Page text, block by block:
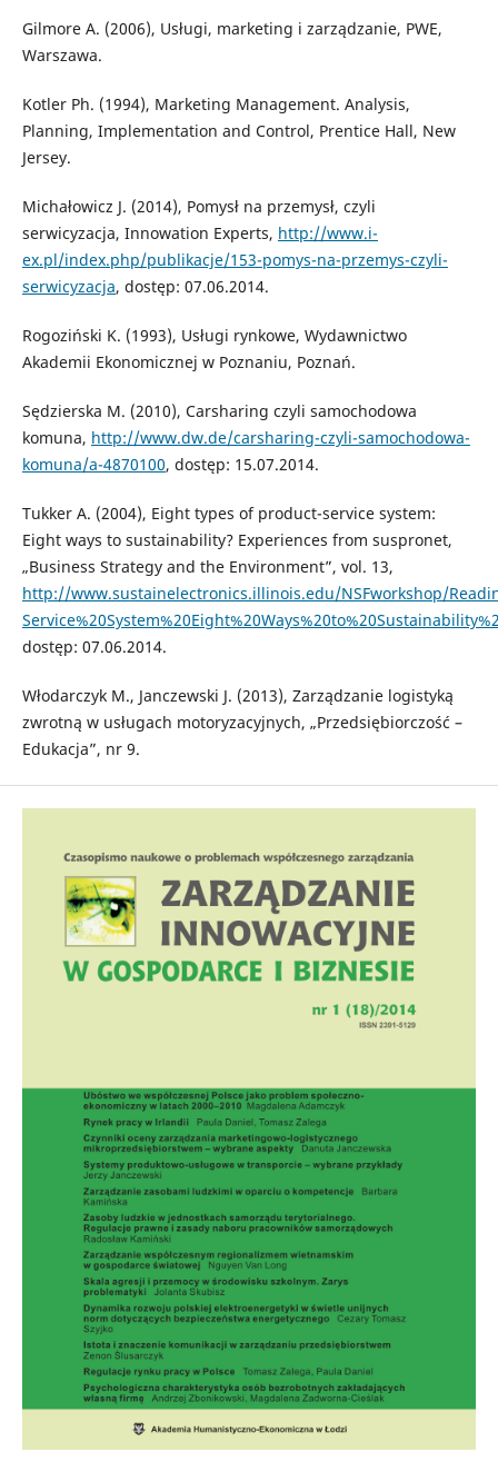
Gilmore A. (2006), Usługi, marketing i zarządzanie, PWE,
Warszawa.
Kotler Ph. (1994), Marketing Management. Analysis,
Planning, Implementation and Control, Prentice Hall, New
Jersey.
Michałowicz J. (2014), Pomysł na przemysł, czyli
serwicyzacja, Innowation Experts, http://www.i-
ex.pl/index.php/publikacje/153-pomys-na-przemys-czyli-
serwicyzacja, dostęp: 07.06.2014.
Rogoziński K. (1993), Usługi rynkowe, Wydawnictwo
Akademii Ekonomicznej w Poznaniu, Poznań.
Sędzierska M. (2010), Carsharing czyli samochodowa
komuna, http://www.dw.de/carsharing-czyli-samochodowa-
komuna/a-4870100, dostęp: 15.07.2014.
Tukker A. (2004), Eight types of product-service system:
Eight ways to sustainability? Experiences from suspronet,
„Business Strategy and the Environment”, vol. 13,
http://www.sustainelectronics.illinois.edu/NSFworkshop/
dostęp: 07.06.2014.
Włodarczyk M., Janczewski J. (2013), Zarządzanie logistyką
zwrotną w usługach motoryzacyjnych, „Przedsiębiorczość –
Edukacja”, nr 9.